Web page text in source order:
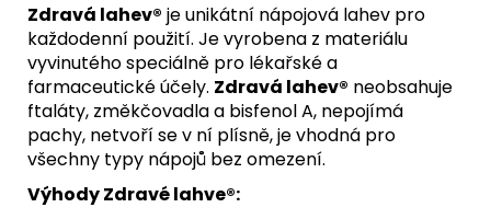
Zdravá lahev® je unikátní nápojová lahev pro
každodenní použití. Je vyrobena z materiálu
vyvinutého speciálně pro lékařské a
farmaceutické účely. Zdravá lahev® neobsahuje
ftaláty, změkčovadla a bisfenol A, nepojímá
pachy, netvoří se v ní plísně, je vhodná pro
všechny typy nápojů bez omezení.
Výhody Zdravé lahve®: